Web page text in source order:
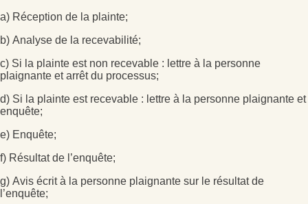
a) Réception de la plainte;
b) Analyse de la recevabilité;
c) Si la plainte est non recevable : lettre à la personne
plaignante et arrêt du processus;
d) Si la plainte est recevable : lettre à la personne plaignante et
enquête;
e) Enquête;
f) Résultat de l’enquête;
g) Avis écrit à la personne plaignante sur le résultat de
l’enquête;